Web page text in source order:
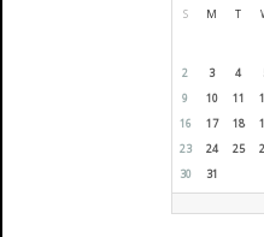
S M T
2
3 4
9
10 11
16
17 18
23
24 25
30
31